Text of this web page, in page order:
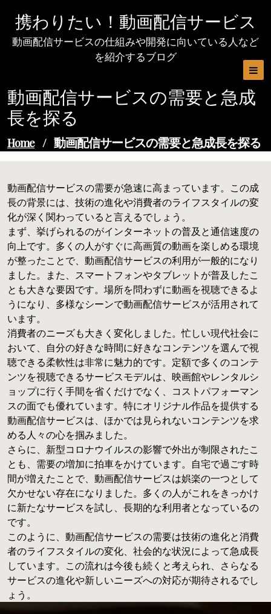
content
携わりたい！動画配信サービス
動画配信サービスの仕組みや開発に向いている人など
を紹介するブログ
動画配信サービスの需要と急成
長を探る
Home / 動画配信サービスの需要と急成長を探る
動画配信サービスの需要が急速に高まっています。この成
長の背景には、技術の進化や消費者のライフスタイルの変
化が深く関わっていると言えるでしょう。
まず、挙げられるのがインターネットの普及と通信速度の
向上です。多くの人がすぐに高画質の動画を楽しめる環境
が整ったことで、動画配信サービスの利用が一般的になり
ました。また、スマートフォンやタブレットが普及したこ
とも大きな要因です。場所を問わずに動画を視聴できるよ
うになり、多様なシーンで動画配信サービスが活用されて
います。
消費者のニーズも大きく変化しました。忙しい現代社会に
おいて、自分の好きな時間に好きなコンテンツを選んで視
聴できる柔軟性は非常に魅力的です。定額で多くのコンテ
ンツを視聴できるサービスモデルは、映画館やレンタルシ
ョップに行く手間を省くだけでなく、コストパフォーマン
スの面でも優れています。特にオリジナル作品を提供する
動画配信サービスは、ほかでは見られないコンテンツを求
める人々の心を掴みました。
さらに、新型コロナウイルスの影響で外出が制限されたこ
とも、需要の増加に拍車をかけています。自宅で過ごす時
間が増えたことで、動画配信サービスは娯楽の一つとして
欠かせない存在になりました。多くの人がこれをきっかけ
に新たなサービスを試し、長期的な利用者となっているの
です。
このように、動画配信サービスの需要は技術の進化と消費
者のライフスタイルの変化、社会的な状況によって急成長
しています。この流れは今後も続くと考えられ、さらなる
サービスの進化や新しいニーズへの対応が期待されるでし
ょう。